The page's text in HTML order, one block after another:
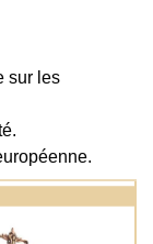
sur les